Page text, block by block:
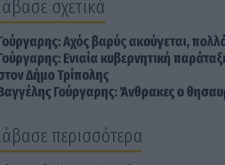
σχετικά
Αχός βαρύς ακούγεται,
Ενιαία κυβερνητική
Δήμο Τρίπολης
Γούργαρης: Άνθρακες ο
περισσότερα